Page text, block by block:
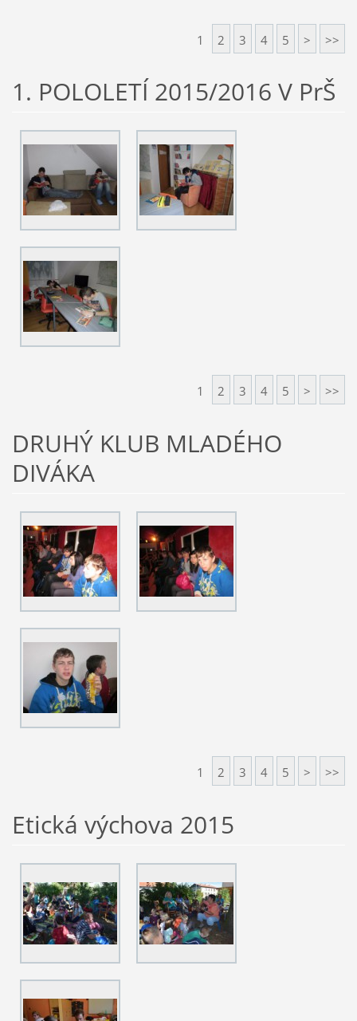
1 2 3 4 5 > >>
1. POLOLETÍ 2015/2016 V PrŠ
1 2 3 4 5 > >>
DRUHÝ KLUB MLADÉHO
DIVÁKA
1 2 3 4 5 > >>
Etická výchova 2015